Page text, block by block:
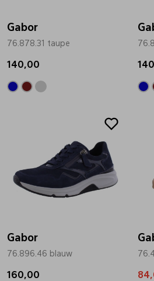
Gabor
76.878.31 taupe
140,00
Gabor
76.896.46 blauw
160,00